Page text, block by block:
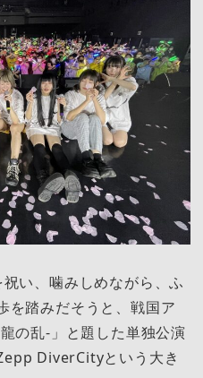
い、噛みしめながら、ふ
を踏みだそうと、戦国ア
の乱-」と題した単独公演
DiverCityという大き